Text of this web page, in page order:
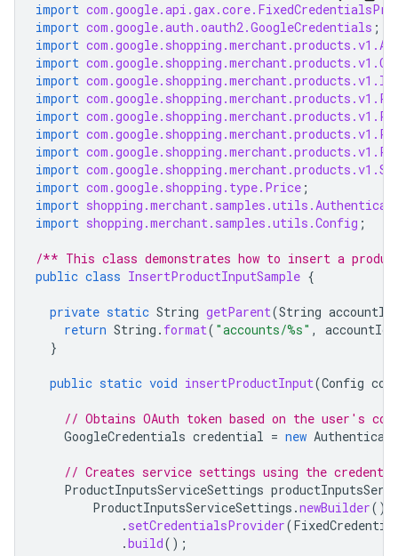
import
import com.google.auth.oauth2.GoogleCredentials ;
import
import
import
import
import
import
import
import
import com.google.shopping.type.Price ;
import
import shopping.merchant.samples.utils.Config ;
/** This class demonstrates how to insert a
public class InsertProductInputSample {
private static String getParent(String accountId
return String . format( "accounts/%s" , accountId
}
public static void insertProductInput(Config
// Obtains OAuth token based on the user's
GoogleCredentials credential = new
// Creates service settings using the
ProductInputsServiceSettings
ProductInputsServiceSettings .newBuilder()
. setCredentialsProvider(
.build();